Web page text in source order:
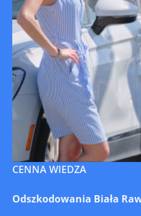
CENNA WIEDZA
Odszkodowania Biała